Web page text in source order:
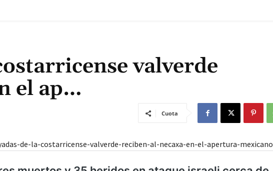
valverde
el ap…
Cuota
de-la-costarricense-valverde-reciben-al-necaxa-en-el-apertura-mexicano